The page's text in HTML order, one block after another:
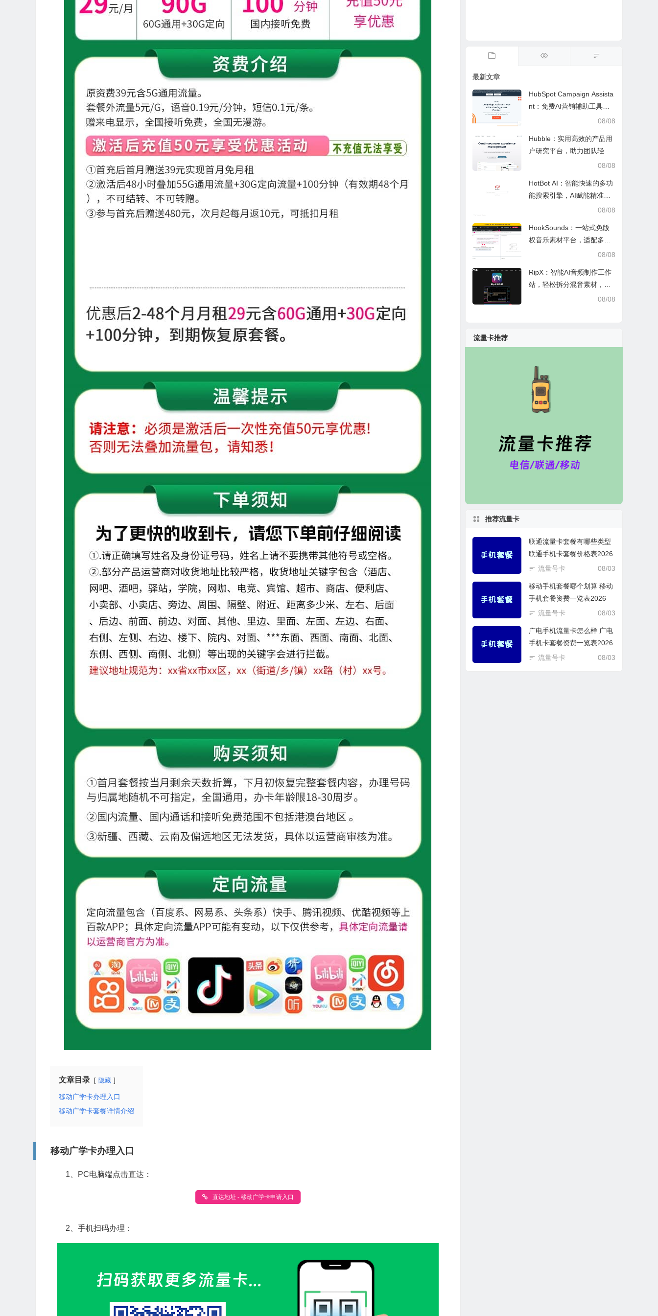
文章目录 隐藏
移动广学卡办理入口
移动广学卡套餐详情介绍
移动广学卡办理入口
1、PC电脑端点击直达：
直达地址 - 移动广学卡申请入口
2、手机扫码办理：
最新文章
HubSpot Campaign Assista
nt：免费AI营销辅助工具，
快速写文案提效优化营销工
08/08
Hubble：实用高效的产品用
户研究平台，助力团队轻松
08/08
HotBot AI：智能快速的多功
能搜索引擎，AI赋能精准检
08/08
HookSounds：一站式免版
权音乐素材平台，适配多场
08/08
RipX：智能AI音频制作工作
站，轻松拆分混音素材，助
08/08
流量卡推荐
推荐流量卡
联通流量卡套餐有哪些类型
联通手机卡套餐价格表2026
08/03
流量号卡
移动手机套餐哪个划算 移动
手机套餐资费一览表2026
08/03
流量号卡
广电手机流量卡怎么样 广电
手机卡套餐资费一览表2026
08/03
流量号卡